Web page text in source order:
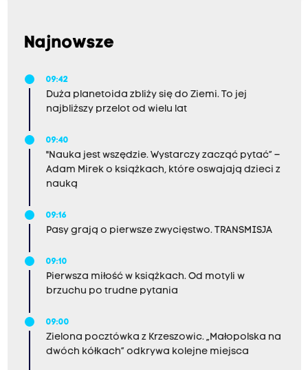
Najnowsze
09:42
Duża planetoida zbliży się do Ziemi. To jej
najbliższy przelot od wielu lat
09:40
"Nauka jest wszędzie. Wystarczy zacząć pytać” –
Adam Mirek o książkach, które oswajają dzieci z
nauką
09:16
Pasy grają o pierwsze zwycięstwo. TRANSMISJA
09:10
Pierwsza miłość w książkach. Od motyli w
brzuchu po trudne pytania
09:00
Zielona pocztówka z Krzeszowic. „Małopolska na
dwóch kółkach” odkrywa kolejne miejsca